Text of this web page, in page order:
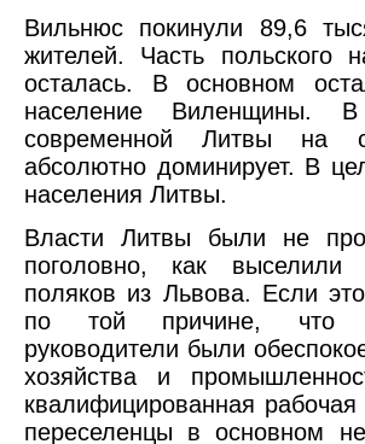
Вильнюс покинули 89,6
жителей. Часть польского
осталась. В основном
население Виленщины.
современной Литвы на
абсолютно доминирует. В
населения Литвы.
Власти Литвы были не
поголовно, как выселили
поляков из Львова. Если
по той причине, что
руководители были
хозяйства и
квалифицированная
переселенцы в основном